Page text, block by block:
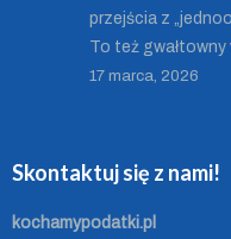
przejścia z
To też
17 marca, 2026
Skontaktuj się z nami!
kochamypodatki.pl